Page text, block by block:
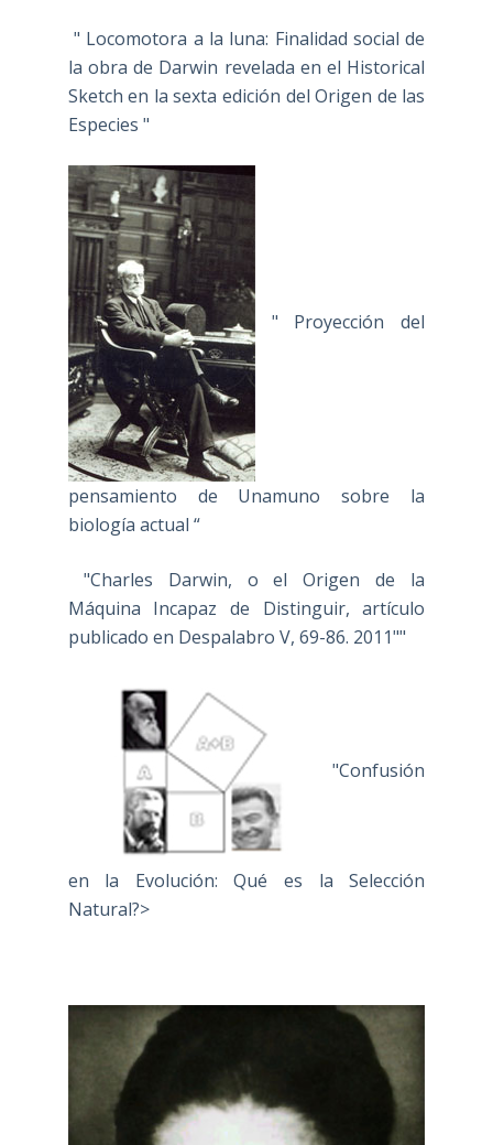
" Locomotora a la luna: Finalidad social de
la obra de Darwin revelada en el Historical
Sketch en la sexta edición del Origen de las
Especies "
" Proyección del
pensamiento de Unamuno sobre la
biología actual “
"Charles Darwin, o el Origen de la
Máquina Incapaz de Distinguir, artículo
publicado en Despalabro V, 69-86. 2011""
"Confusión
en la Evolución: Qué es la Selección
Natural?>